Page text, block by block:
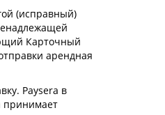
(исправный)
Карточный
арендная
Paysera в
принимает